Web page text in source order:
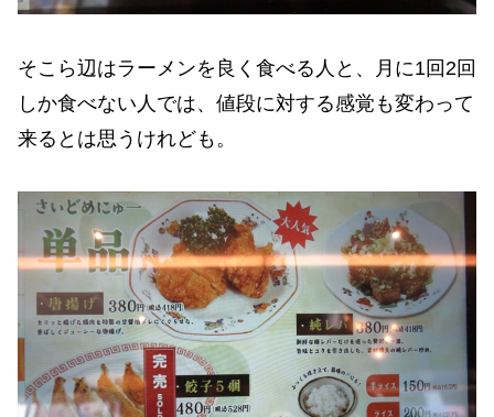
そこら辺はラーメンを良く食べる人と、月に1回2回
しか食べない人では、値段に対する感覚も変わって
来るとは思うけれども。